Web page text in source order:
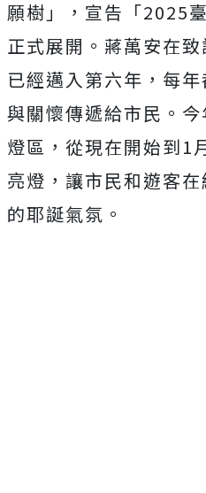
願樹」，宣告「2025
正式展開。蔣萬安在
已經邁入第六年，每
與關懷傳遞給市民。
燈區，從現在開始到1
亮燈，讓市民和遊客
的耶誕氣氛。